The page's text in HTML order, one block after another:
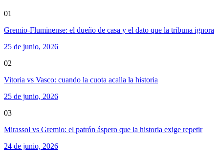
01
Gremio-Fluminense: el dueño de casa y el dato que la tribuna ignora
25 de junio, 2026
02
Vitoria vs Vasco: cuando la cuota acalla la historia
25 de junio, 2026
03
Mirassol vs Gremio: el patrón áspero que la historia exige repetir
24 de junio, 2026